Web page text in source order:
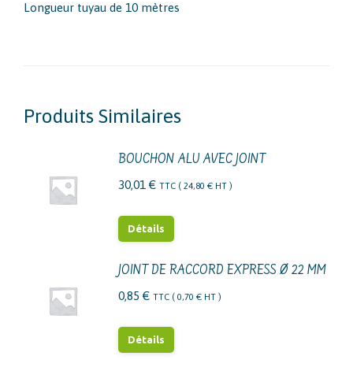
Longueur tuyau de 10 mètres
Produits Similaires
BOUCHON ALU AVEC JOINT
30,01 € TTC ( 24,80 € HT )
Détails
JOINT DE RACCORD EXPRESS Ø 22 MM
0,85 € TTC ( 0,70 € HT )
Détails